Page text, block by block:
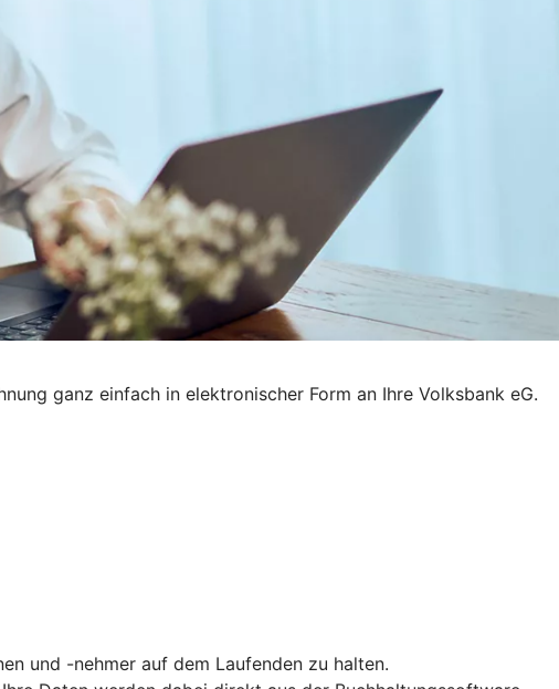
ganz einfach in elektronischer Form an Ihre Volksbank eG.
und -nehmer auf dem Laufenden zu halten.